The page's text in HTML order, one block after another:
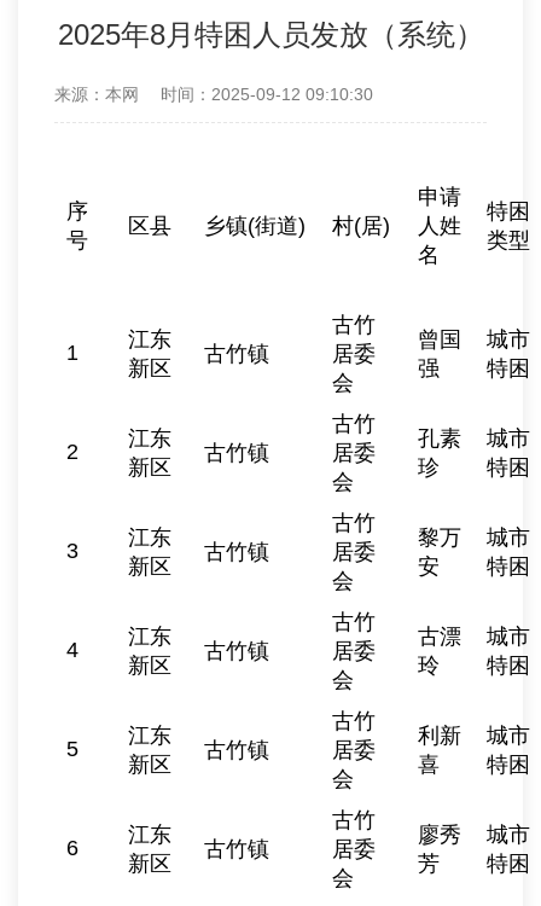
2025年8月特困人员发放（系统）
来源：本网 时间：2025-09-12 09:10:30
序
号
区县 乡镇(街道) 村(居)
申请
人姓
名
特困
类型
1
江东
新区
古竹镇
古竹
居委
会
曾国
强
城市
特困
2
江东
新区
古竹镇
古竹
居委
会
孔素
珍
城市
特困
3
江东
新区
古竹镇
古竹
居委
会
黎万
安
城市
特困
4
江东
新区
古竹镇
古竹
居委
会
古漂
玲
城市
特困
5
江东
新区
古竹镇
古竹
居委
会
利新
喜
城市
特困
6
江东
新区
古竹镇
古竹
居委
会
廖秀
芳
城市
特困